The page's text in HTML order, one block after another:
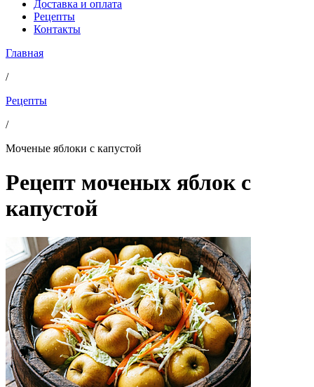
Доставка и оплата
Рецепты
Контакты
Главная
/
Рецепты
/
Моченые яблоки с капустой
Рецепт моченых яблок с
капустой